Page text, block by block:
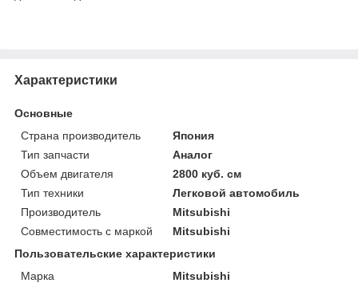
Характеристики
Основные
Страна производитель
Япония
Тип запчасти
Аналог
Объем двигателя
2800 куб. см
Тип техники
Легковой автомобиль
Производитель
Mitsubishi
Совместимость с маркой
Mitsubishi
Пользовательские характеристики
Марка
Mitsubishi